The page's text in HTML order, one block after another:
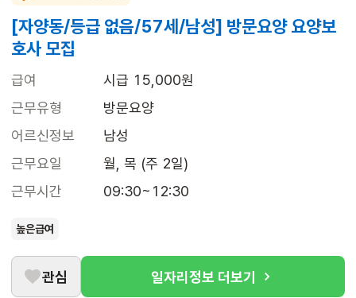
[자양동/등급 없음/57세/남성] 방문요양 요양보
호사 모집
급여
시급 15,000원
근무유형
방문요양
어르신정보
남성
근무요일
월, 목 (주 2일)
근무시간
09:30~12:30
높은급여
관심 일자리정보 더보기